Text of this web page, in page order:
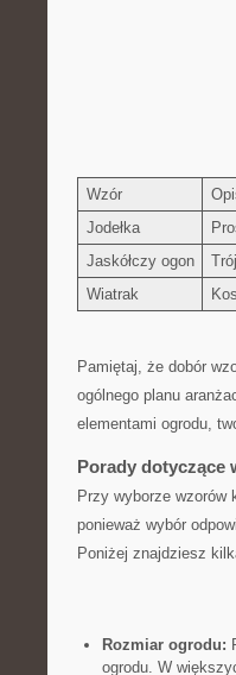
Wzór
Jodełka
Jaskółczy ogon
Wiatrak
Pamiętaj,‌ że dobór
ogólnego planu
elementami ogrodu,
Porady
Przy wyborze wzorów
ponieważ⁣ wybór
Poniżej znajdziesz‍
Rozmiar ogrodu:
ogrodu. W